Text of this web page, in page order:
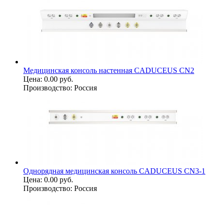
Медицинская консоль настенная CADUCEUS CN2
Цена: 0.00 руб.
Производство: Россия
Однорядная медицинская консоль CADUCEUS CN3-1
Цена: 0.00 руб.
Производство: Россия